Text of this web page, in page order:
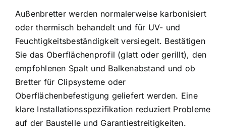
Außenbretter werden normalerweise karbonisiert
oder thermisch behandelt und für UV- und
Feuchtigkeitsbeständigkeit versiegelt. Bestätigen
Sie das Oberflächenprofil (glatt oder gerillt), den
empfohlenen Spalt und Balkenabstand und ob
Bretter für Clipsysteme oder
Oberflächenbefestigung geliefert werden. Eine
klare Installationsspezifikation reduziert Probleme
auf der Baustelle und Garantiestreitigkeiten.